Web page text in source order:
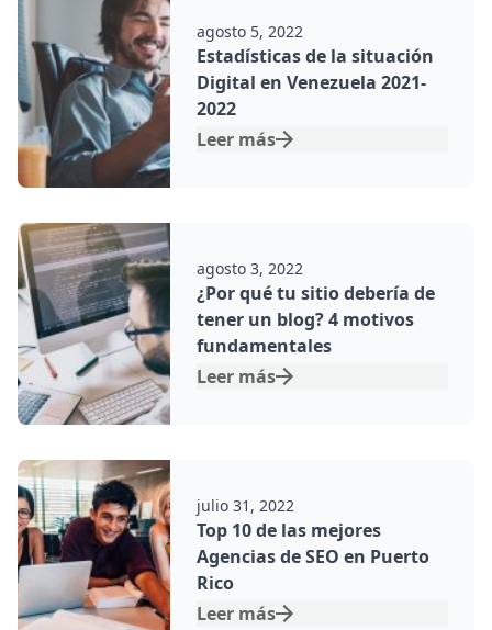
agosto 5, 2022
Estadísticas de la situación
Digital en Venezuela 2021-
2022
Leer más
Por:
agosto 3, 2022
¿Por qué tu sitio debería de
tener un blog? 4 motivos
fundamentales
Leer más
Por:
julio 31, 2022
Top 10 de las mejores
Agencias de SEO en Puerto
Rico
Leer más